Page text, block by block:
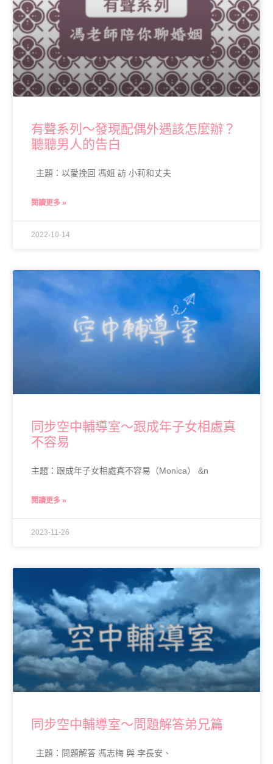
有聲系列～發現配偶外遇該怎麼辦？
聽聽男人的告白
主題：以愛挽回 馮姐 訪 小莉和丈夫
閱讀更多 »
2022-10-14
同步空中輔導室～跟成年子女相處真
不容易
主題：跟成年子女相處真不容易（Monica） &n
閱讀更多 »
2023-11-26
同步空中輔導室～問題解答弟兄篇
主題：問題解答 馮志梅 與 李長安、